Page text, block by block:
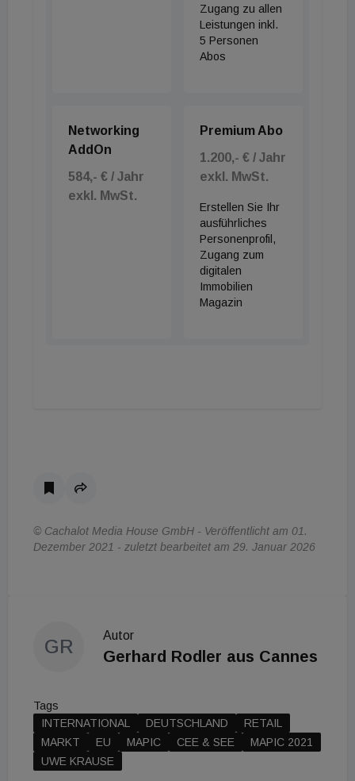
Veränderungen, die der Onlinehandel beispielsweise
bei Textilien oder im Buchhandel ausgelöst hat, sind
beim grundbedarfsorientierten Einzelhandel weniger
verändertes Kundenverhalten eher auf den urbanen
Zugang zu allen
Leistungen inkl.
5 Personen
Abos
Networking
AddOn
584,- € / Jahr
exkl. MwSt.
Premium Abo
1.200,- € / Jahr
exkl. MwSt.
Erstellen Sie Ihr
ausführliches
Personenprofil,
Zugang zum
digitalen
Immobilien
Magazin
© Cachalot Media House GmbH - Veröffentlicht am 01.
Dezember 2021 - zuletzt bearbeitet am 29. Januar 2026
GR
Autor
Gerhard Rodler aus Cannes
Tags
INTERNATIONAL
DEUTSCHLAND
RETAIL
MARKT
EU MAPIC CEE & SEE
MAPIC 2021
UWE KRAUSE